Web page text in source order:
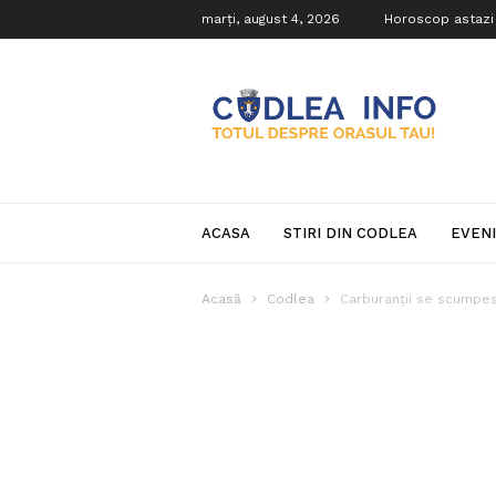
marți, august 4, 2026 Horoscop astazi
Info
ACASA STIRI DIN CODLEA
Acasă Codlea Carburanții se